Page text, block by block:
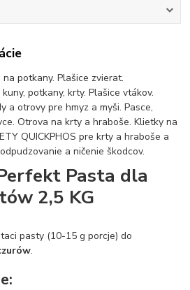
potkany. Plašice zvierat.
potkany, krty. Plašice vtákov.
a otrovy pre hmyz a myši. Pasce,
Otrova na krty a hraboše. Klietky na
QUICKPHOS pre krty a hraboše a
a ničenie škodcov.
Pasta dla
2,5 KG
pasty (10-15 g porcje) do
.